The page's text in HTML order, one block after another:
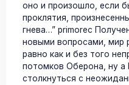
оно и произошло, если
проклятия,
гнева…” primorec
новыми вопросами, мир
равно как и без того
потомков Оберона, ну а
столкнуться с